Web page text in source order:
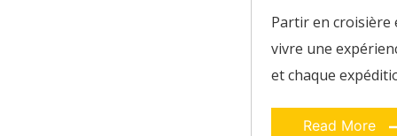
Partir en croisière
vivre une
et chaque
Read More